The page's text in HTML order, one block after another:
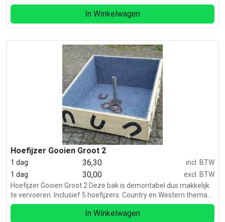
Ideaal voor zeskamp, beurzen, bingo etc.
In Winkelwagen
Hoefijzer Gooien Groot 2
1 dag 36,30
incl. BTW
1 dag
30,00
excl. BTW
Hoefijzer Gooien Groot 2 Deze bak is demontabel dus makkelijk
te vervoeren. Inclusief 5 hoefijzers. Country en Western thema.
Ook voor dit thema hebben wij kleding.
In Winkelwagen